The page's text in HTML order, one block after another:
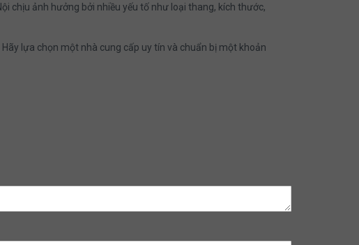
chịu ảnh hưởng bởi nhiều yếu tố như loại thang, kích thước,
lựa chọn một nhà cung cấp uy tín và chuẩn bị một khoản